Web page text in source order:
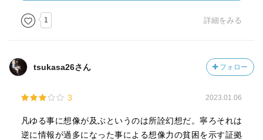
1 詳細をみる
tsukasa26さん フォロー
3 2023.01.06
凡ゆる事に想像が及ぶというのは所詮幻想だ。寧ろそれは
逆に情報が過多になった事による想像力の貧困を示す証拠